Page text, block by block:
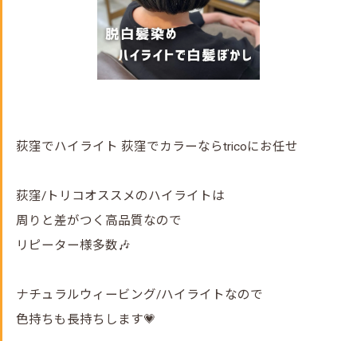
荻窪でハイライト 荻窪でカラーならtricoにお任せ
荻窪/トリコオススメのハイライトは
周りと差がつく高品質なので
リピーター様多数🎶
ナチュラルウィービング/ハイライトなので
色持ちも長持ちします💗